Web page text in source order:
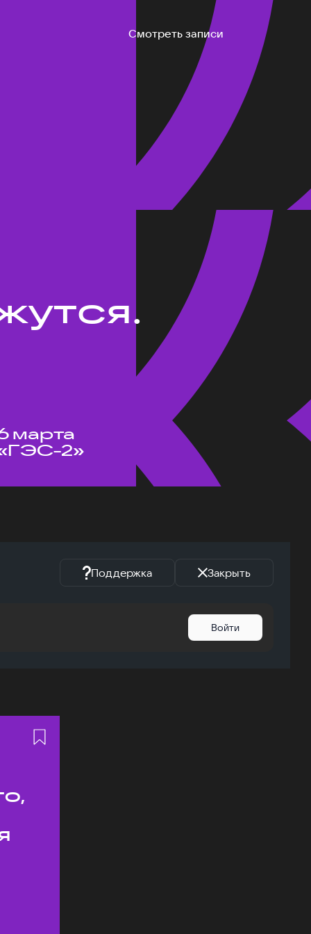
Смотреть записи
марта
2»
Поддержка Закрыть
Войти